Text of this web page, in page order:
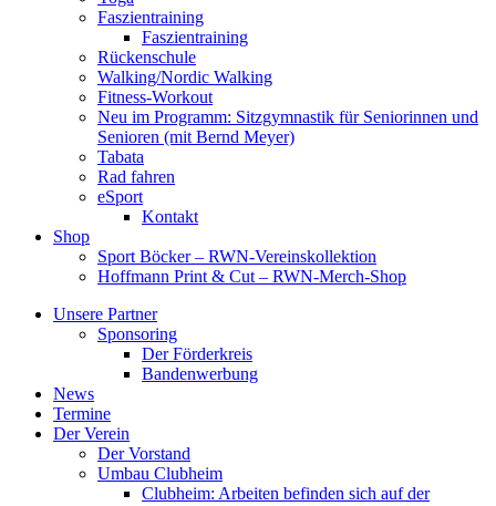
Faszientraining
Faszientraining
Rückenschule
Walking/Nordic Walking
Fitness-Workout
Neu im Programm: Sitzgymnastik für Seniorinnen und
Senioren (mit Bernd Meyer)
Tabata
Rad fahren
eSport
Kontakt
Shop
Sport Böcker – RWN-Vereinskollektion
Hoffmann Print & Cut – RWN-Merch-Shop
Unsere Partner
Sponsoring
Der Förderkreis
Bandenwerbung
News
Termine
Der Verein
Der Vorstand
Umbau Clubheim
Clubheim: Arbeiten befinden sich auf der